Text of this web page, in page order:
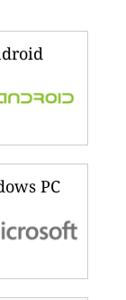
PC